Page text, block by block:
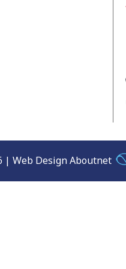
| Web Design Aboutnet